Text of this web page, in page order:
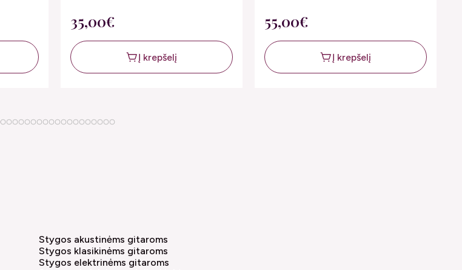
35,00€
Į krepšelį
55,00€
Į krepšelį
2 3 4 5 6 7 8 91011121314151617181920
Stygos akustinėms gitaroms
Stygos klasikinėms gitaroms
Stygos elektrinėms gitaroms